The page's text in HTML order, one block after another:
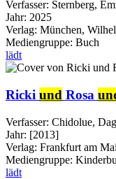
Verfasser: Sternberg,
Jahr: 2025
Verlag: München,
Mediengruppe: Buch
lädt
Ricki und Rosa
Verfasser: Chidolue,
Jahr: [2013]
Verlag: Frankfurt am
Mediengruppe:
lädt